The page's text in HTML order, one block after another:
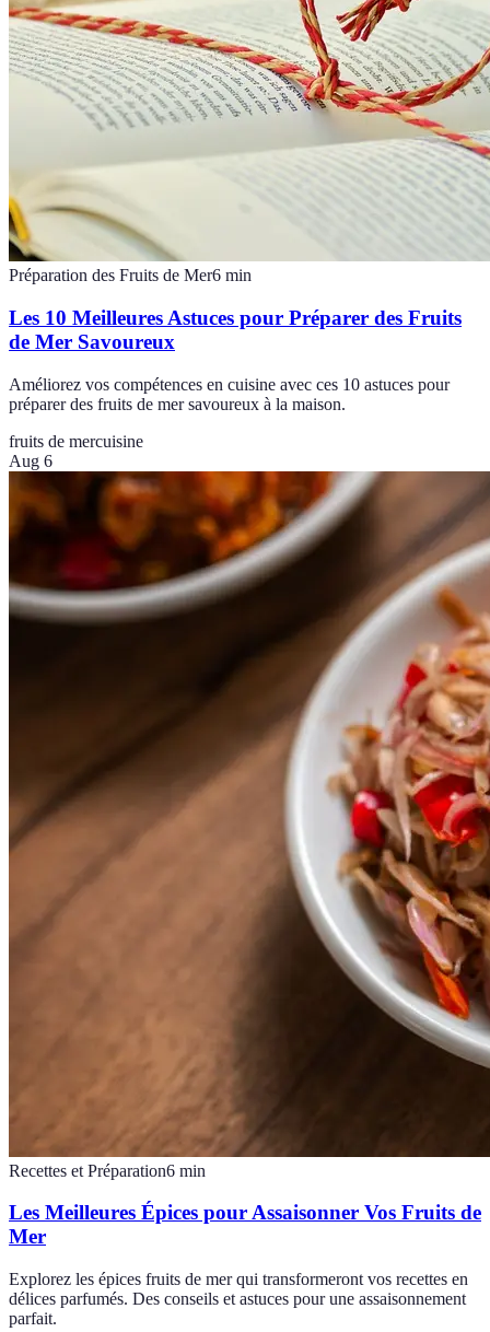
Préparation des Fruits de Mer6 min
Les 10 Meilleures Astuces pour Préparer des Fruits
de Mer Savoureux
Améliorez vos compétences en cuisine avec ces 10 astuces pour
préparer des fruits de mer savoureux à la maison.
fruits de mercuisine
Aug 6
Recettes et Préparation6 min
Les Meilleures Épices pour Assaisonner Vos Fruits de
Mer
Explorez les épices fruits de mer qui transformeront vos recettes en
délices parfumés. Des conseils et astuces pour une assaisonnement
parfait.